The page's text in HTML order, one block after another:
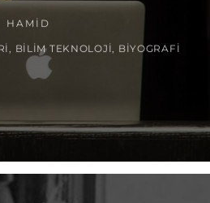
HAMID
BILIM TEKNOLOJI BIYOGRAFI